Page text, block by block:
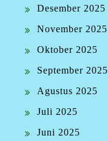
Desember 2025
November 2025
Oktober 2025
September 2025
Agustus 2025
Juli 2025
Juni 2025